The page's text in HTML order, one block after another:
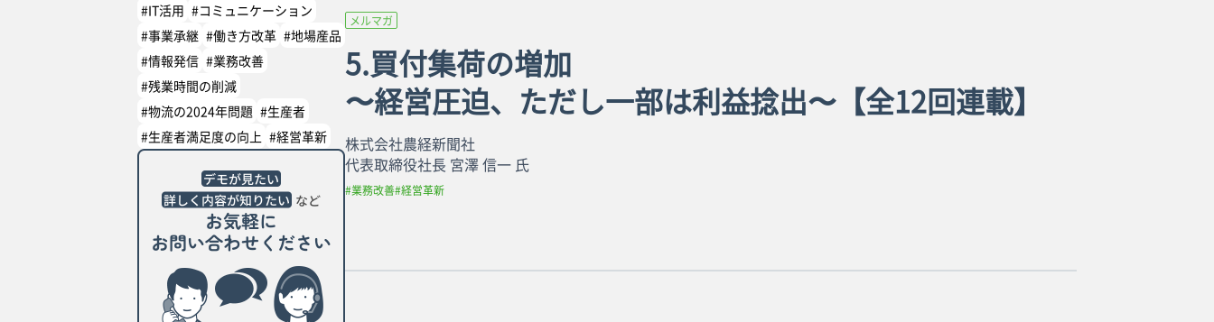
#IT活用 #コミュニケーション
#事業承継 #働き方改革 #地場産品
#情報発信 #業務改善
#残業時間の削減
#物流の2024年問題 #生産者
#生産者満足度の向上 #経営革新
メルマガ
5.買付集荷の増加
〜経営圧迫、ただし一部は利益捻出〜【全12回連載】
株式会社農経新聞社
代表取締役社長 宮澤 信一 氏
#業務改善#経営革新